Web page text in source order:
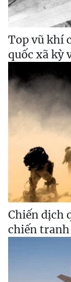
Top vũ khí
quốc xã kỳ
Chiến dịch
chiến tranh